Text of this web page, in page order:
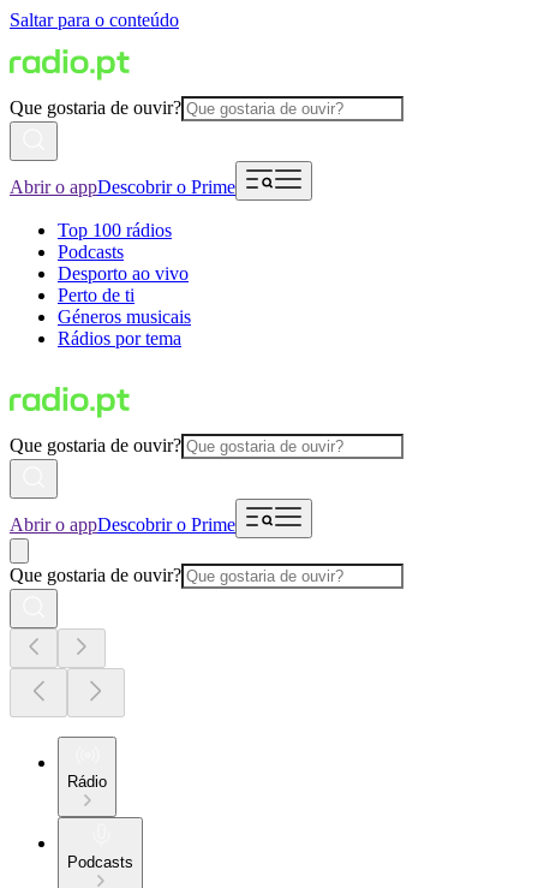
Saltar para o conteúdo
Que gostaria de ouvir?
Abrir o appDescobrir o Prime
Top 100 rádios
Podcasts
Desporto ao vivo
Perto de ti
Géneros musicais
Rádios por tema
Que gostaria de ouvir?
Abrir o appDescobrir o Prime
Que gostaria de ouvir?
Rádio
Podcasts